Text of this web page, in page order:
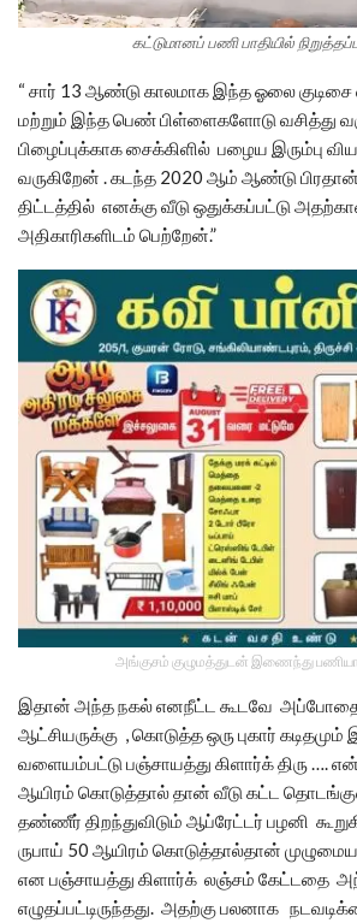
கட்டுமானப் பணி பாதியில்
“ சார் 13 ஆண்டு காலமாக இந்த ஓலை
மற்றும் இந்த பெண் பிள்ளைகளோடு வசித்து
பிழைப்புக்காக சைக்கிளில் பழைய இரும்பு
வருகிறேன் . கடந்த 2020 ஆம் ஆண்டு பிரதான்
திட்டத்தில் எனக்கு வீடு ஒதுக்கப்பட்டு
அதிகாரிகளிடம் பெற்றேன்.”
அங்குசம் குழுமத்துடன் இணைந்து
இதான் அந்த நகல் எனநீட்ட கூடவே
ஆட்சியருக்கு , கொடுத்த ஒரு புகார் கடிதமும்
வளையம்பட்டு பஞ்சாயத்து கிளார்க் திரு ….
ஆயிரம் கொடுத்தால் தான் வீடு கட்ட
தண்ணீர் திறந்துவிடும் ஆப்ரேட்டர் பழனி
ருபாய் 50 ஆயிரம் கொடுத்தால்தான்
என பஞ்சாயத்து கிளார்க் லஞ்சம் கேட்டதை அந்த
எழுதப்பட்டிருந்தது. அதற்கு பலனாக